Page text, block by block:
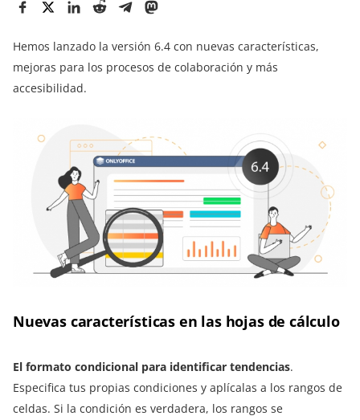
Hemos lanzado la versión 6.4 con nuevas características,
mejoras para los procesos de colaboración y más
accesibilidad.
Nuevas características en las hojas de cálculo
El formato condicional para identificar tendencias.
Especifica tus propias condiciones y aplícalas a los rangos de
celdas. Si la condición es verdadera, los rangos se